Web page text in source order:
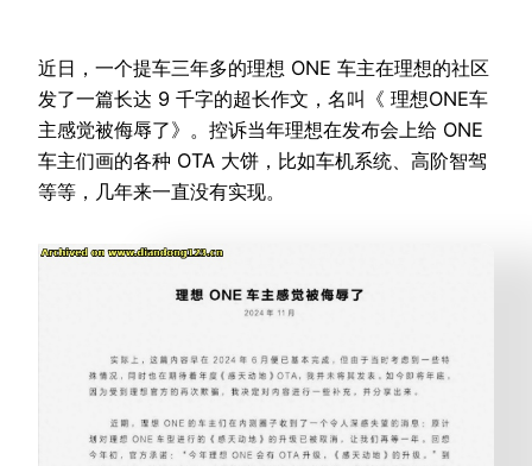
近日，一个提车三年多的理想 ONE 车主在理想的社区
发了一篇长达 9 千字的超长作文，名叫《 理想ONE车
主感觉被侮辱了》。控诉当年理想在发布会上给 ONE
车主们画的各种 OTA 大饼，比如车机系统、高阶智驾
等等，几年来一直没有实现。